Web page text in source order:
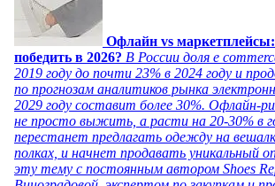
Офлайн vs
победить в 2026? В России доля e
2019 году до почти 23% в 2024 году и
по прогнозам аналитиков рынка
2029 году составит более 30%.
не просто выжить, а расти на 20-30% в
перестанет предлагать одежду на
полках, и начнет продавать уникальный
эту тему с постоянным автором Shoes